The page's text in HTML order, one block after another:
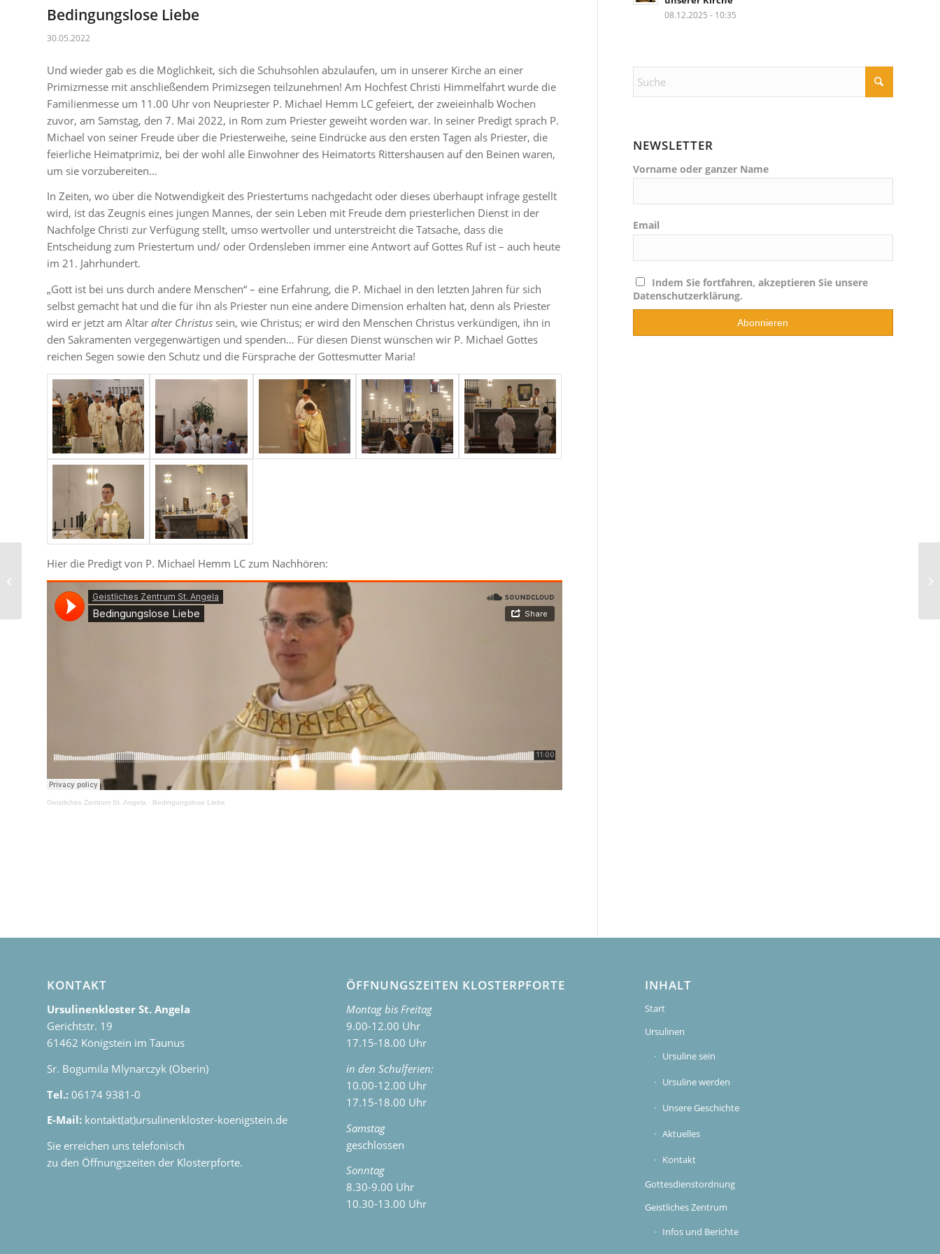
Bedingungslose Liebe
30.05.2022
Und wieder gab es die Möglichkeit, sich die Schuhsohlen abzulaufen, um in unserer Kirche an einer
Primizmesse mit anschließendem Primizsegen teilzunehmen! Am Hochfest Christi Himmelfahrt wurde die
Familienmesse um 11.00 Uhr von Neupriester P. Michael Hemm LC gefeiert, der zweieinhalb Wochen
zuvor, am Samstag, den 7. Mai 2022, in Rom zum Priester geweiht worden war. In seiner Predigt sprach P.
Michael von seiner Freude über die Priesterweihe, seine Eindrücke aus den ersten Tagen als Priester, die
feierliche Heimatprimiz, bei der wohl alle Einwohner des Heimatorts Rittershausen auf den Beinen waren,
um sie vorzubereiten…
In Zeiten, wo über die Notwendigkeit des Priestertums nachgedacht oder dieses überhaupt infrage gestellt
wird, ist das Zeugnis eines jungen Mannes, der sein Leben mit Freude dem priesterlichen Dienst in der
Nachfolge Christi zur Verfügung stellt, umso wertvoller und unterstreicht die Tatsache, dass die
Entscheidung zum Priestertum und/ oder Ordensleben immer eine Antwort auf Gottes Ruf ist – auch heute
im 21. Jahrhundert.
„Gott ist bei uns durch andere Menschen“ – eine Erfahrung, die P. Michael in den letzten Jahren für sich
selbst gemacht hat und die für ihn als Priester nun eine andere Dimension erhalten hat, denn als Priester
wird er jetzt am Altar alter Christus sein, wie Christus; er wird den Menschen Christus verkündigen, ihn in
den Sakramenten vergegenwärtigen und spenden… Für diesen Dienst wünschen wir P. Michael Gottes
reichen Segen sowie den Schutz und die Fürsprache der Gottesmutter Maria!
Hier die Predigt von P. Michael Hemm LC zum Nachhören:
Geistliches Zentrum St. Angela · Bedingungslose Liebe
08.12.2025 - 10:35
NEWSLETTER
Vorname oder ganzer Name
Email
Indem Sie fortfahren, akzeptieren Sie unsere
Datenschutzerklärung.
KONTAKT
Ursulinenkloster St. Angela
Gerichtstr. 19
61462 Königstein im Taunus
Sr. Bogumila Mlynarczyk (Oberin)
Tel.: 06174 9381-0
E-Mail: kontakt(at)ursulinenkloster-koenigstein.de
Sie erreichen uns telefonisch
zu den Öffnungszeiten der Klosterpforte.
ÖFFNUNGSZEITEN KLOSTERPFORTE
Montag bis Freitag
9.00-12.00 Uhr
17.15-18.00 Uhr
in den Schulferien:
10.00-12.00 Uhr
17.15-18.00 Uhr
Samstag
geschlossen
Sonntag
8.30-9.00 Uhr
10.30-13.00 Uhr
INHALT
Start
Ursulinen
Ursuline sein
Ursuline werden
Unsere Geschichte
Aktuelles
Kontakt
Gottesdienstordnung
Geistliches Zentrum
Infos und Berichte